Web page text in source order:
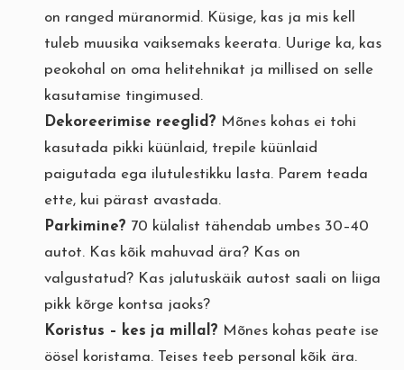
on ranged müranormid. Küsige, kas ja mis kell
tuleb muusika vaiksemaks keerata. Uurige ka, kas
peokohal on oma helitehnikat ja millised on selle
kasutamise tingimused.
Dekoreerimise reeglid? Mõnes kohas ei tohi
kasutada pikki küünlaid, trepile küünlaid
paigutada ega ilutulestikku lasta. Parem teada
ette, kui pärast avastada.
Parkimine? 70 külalist tähendab umbes 30–40
autot. Kas kõik mahuvad ära? Kas on
valgustatud? Kas jalutuskäik autost saali on liiga
pikk kõrge kontsa jaoks?
Koristus – kes ja millal? Mõnes kohas peate ise
öösel koristama. Teises teeb personal kõik ära.